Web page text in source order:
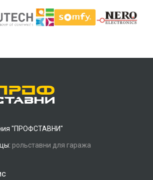
"ПРОФСТАВНИ"
рольставни для гаража